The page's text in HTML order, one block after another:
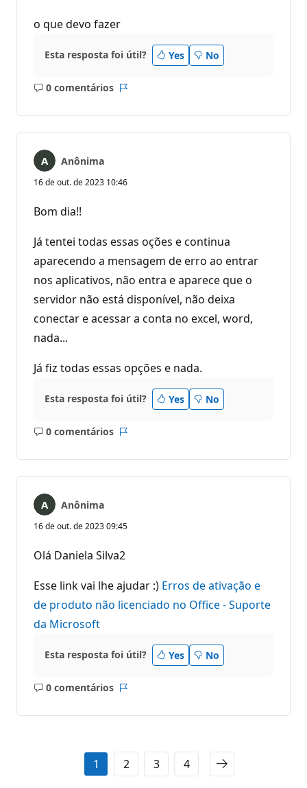
o que devo fazer
Esta resposta foi útil? Yes No
0 comentários
Sem
Anônima
16 de out. de 2023 10:46
Bom dia!!
Já tentei todas essas oções e continua
aparecendo a mensagem de erro ao entrar
nos aplicativos, não entra e aparece que o
servidor não está disponível, não deixa
conectar e acessar a conta no excel, word,
nada...
Já fiz todas essas opções e nada.
Esta resposta foi útil? Yes No
0 comentários
Sem
Anônima
16 de out. de 2023 09:45
Olá Daniela Silva2
Esse link vai lhe ajudar :) Erros de ativação e
de produto não licenciado no Office - Suporte
da Microsoft
Esta resposta foi útil? Yes No
0 comentários
Sem
1 2 3 4